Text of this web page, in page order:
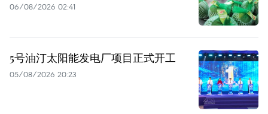
06/08/2026 02:41
5号油汀太阳能发电厂项目正式开工
05/08/2026 20:23